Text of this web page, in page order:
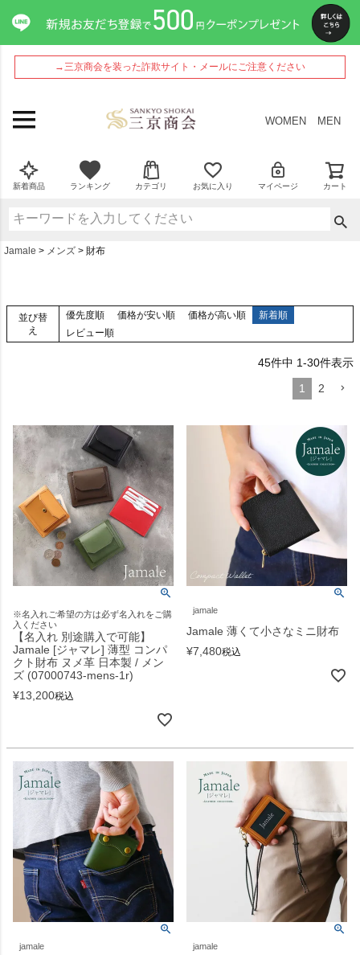
→三京商会を装った詐欺サイト・メールにご注意ください
WOMEN MEN
新着商品 ランキング カテゴリ お気に入り マイページ カート
Jamale メンズ 財布
並び替
え
優先度順 価格が安い順 価格が高い順
新着順
レビュー順
45件中 1-30件表示
1
2
※名入れご希望の方は必ず名入れをご購
入ください
【名入れ 別途購入で可能】
Jamale [ジャマレ] 薄型 コンパ
クト財布 ヌメ革 日本製 / メン
ズ (07000743-mens-1r)
¥13,200税込
jamale
Jamale 薄くて小さなミニ財布
¥7,480税込
jamale jamale